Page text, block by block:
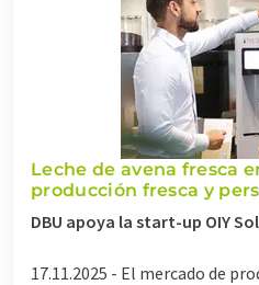
Leche de avena fresca
producción fresca y
DBU apoya la start-up OIY
17.11.2025 - El mercado de